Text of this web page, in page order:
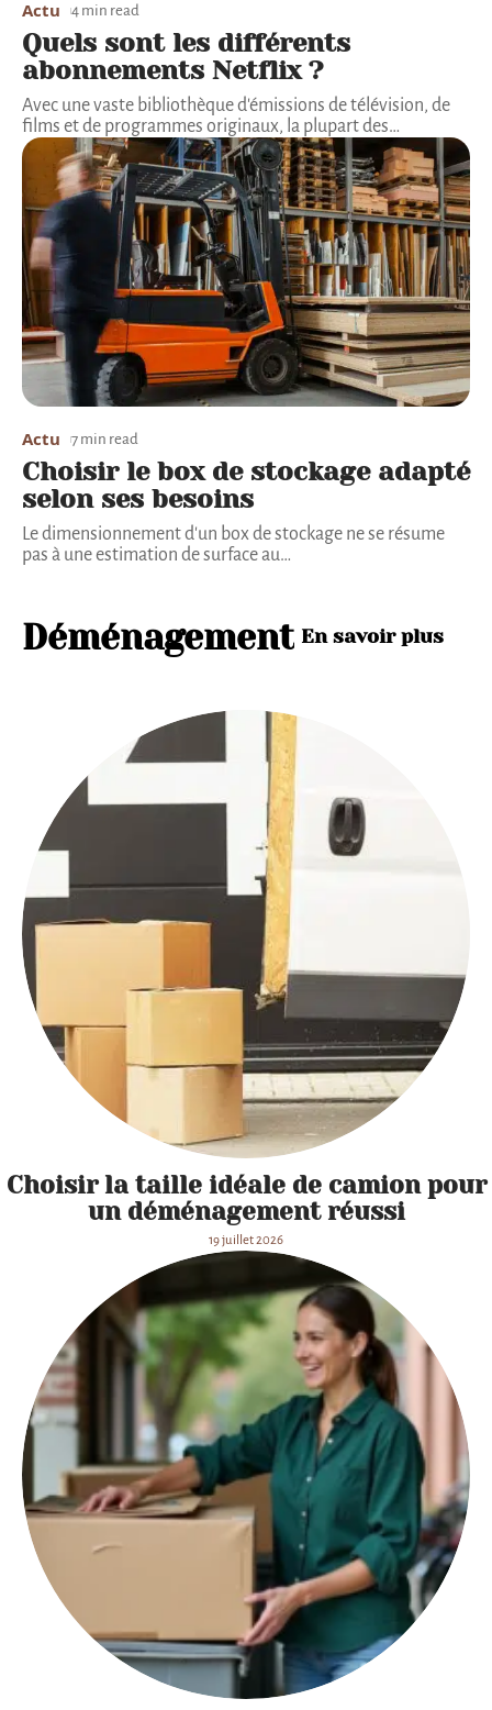
Actu 4 min read
Quels sont les différents
abonnements Netflix ?
Avec une vaste bibliothèque d'émissions de télévision, de
films et de programmes originaux, la plupart des…
Actu 7 min read
Choisir le box de stockage adapté
selon ses besoins
Le dimensionnement d'un box de stockage ne se résume
pas à une estimation de surface au…
Déménagement En savoir plus
Choisir la taille idéale de camion pour
un déménagement réussi
19 juillet 2026